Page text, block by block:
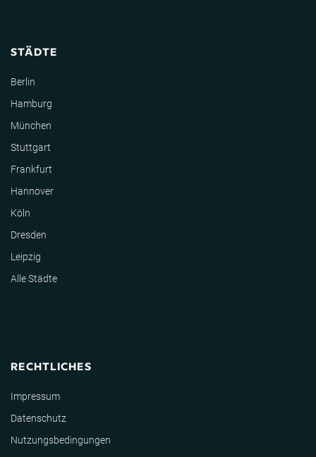
STÄDTE
Berlin
Hamburg
München
Stuttgart
Frankfurt
Hannover
Köln
Dresden
Leipzig
Alle Städte
RECHTLICHES
Impressum
Datenschutz
Nutzungsbedingungen